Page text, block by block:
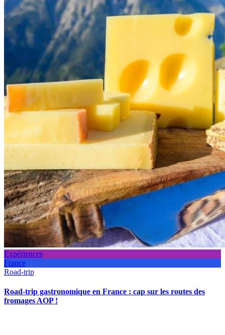
Expériences
France
Road-trip
Road-trip gastronomique en France : cap sur les routes des
fromages AOP !